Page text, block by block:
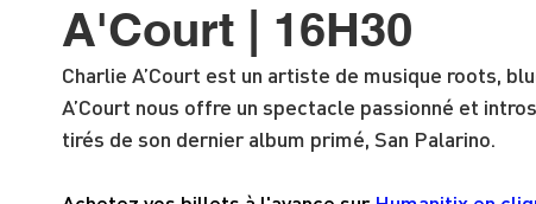
A'Court | 16H30
Charlie A’Court est un artiste de musique roots,
A’Court nous offre un spectacle passionné et
tirés de son dernier album primé, San Palarino.